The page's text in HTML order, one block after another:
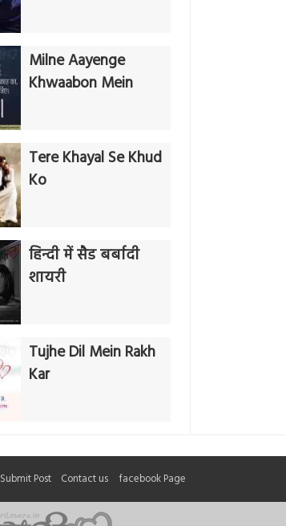
Milne Aayenge
Khwaabon Mein
Tere Khayal Se Khud
Ko
हिन्दी में सैड बर्बादी
शायरी
Tujhe Dil Mein Rakh
Kar
Submit Post Contact us facebook Page